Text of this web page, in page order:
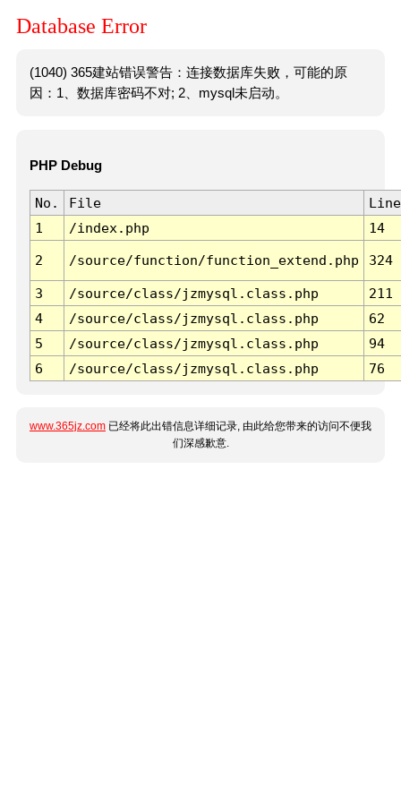
Database Error
(1040) 365建站错误警告：连接数据库失败，可能的原
因：1、数据库密码不对; 2、mysql未启动。
PHP Debug
No. File
Line
1
/index.php 14
2 /source/function/function_extend.php 324
3 /source/class/jzmysql.class.php
211
4
/source/class/jzmysql.class.php
62
5
/source/class/jzmysql.class.php
94
6
/source/class/jzmysql.class.php 76
www.365jz.com 已经将此出错信息详细记录, 由此给您带来的访问不便我
们深感歉意.